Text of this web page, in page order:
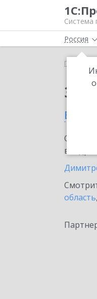
Система
Россия
Главная
в
область,